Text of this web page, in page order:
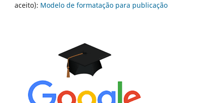
aceito): Modelo de formatação para publicação